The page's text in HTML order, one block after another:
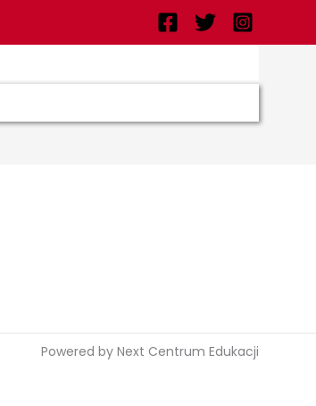
Powered by Next Centrum Edukacji